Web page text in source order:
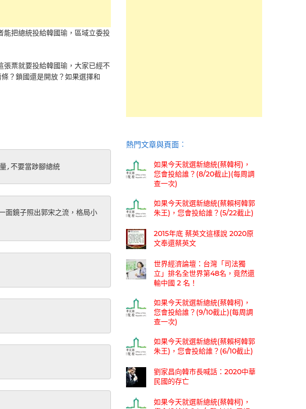
能把總統投給韓國瑜，區域立委投
張票就要投給韓國瑜，大家已經不
？鎖國還是開放？如果選擇和
,不要當踄腳總統
面鏡子照出郭宋之流，格局小
熱門文章與頁面︰
如果今天就選新總統(蔡韓柯)，
您會投給誰？(8/20截止)(每周調
查一次)
如果今天就選新總統(蔡賴柯韓郭
朱王)，您會投給誰？(5/22截止)
2015年底 蔡英文這樣說 2020原
文奉還蔡英文
世界經濟論壇：台灣「司法獨
立」排名全世界第48名，竟然還
輸中國 2 名！
如果今天就選新總統(蔡韓柯)，
您會投給誰？(9/10截止)(每周調
查一次)
如果今天就選新總統(蔡賴柯韓郭
朱王)，您會投給誰？(6/10截止)
劉家昌向韓市長喊話：2020中華
民國的存亡
如果今天就選新總統(蔡韓柯)，